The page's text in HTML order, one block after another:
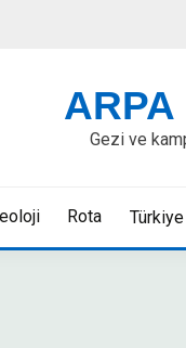
ARPA
Gezi ve
Rota Türkiye